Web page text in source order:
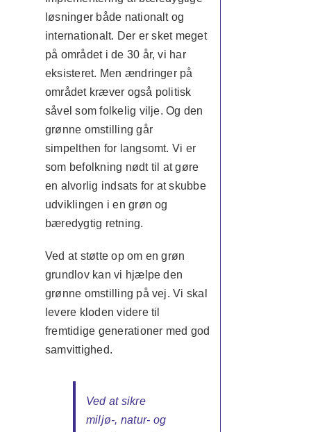
løsninger både nationalt og
internationalt. Der er sket meget
på området i de 30 år, vi har
eksisteret. Men ændringer på
området kræver også politisk
såvel som folkelig vilje. Og den
grønne omstilling går
simpelthen for langsomt. Vi er
som befolkning nødt til at gøre
en alvorlig indsats for at skubbe
udviklingen i en grøn og
bæredygtig retning.
Ved at støtte op om en grøn
grundlov kan vi hjælpe den
grønne omstilling på vej. Vi skal
levere kloden videre til
fremtidige generationer med god
samvittighed.
Ved at sikre
miljø-, natur- og